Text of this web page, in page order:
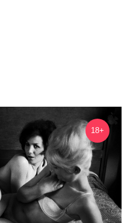
18+